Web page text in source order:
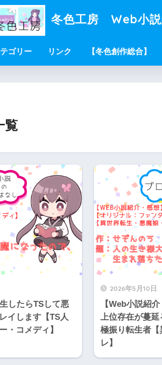
冬色工房 Web小説
ゴリー リンク 【冬色創作総合】
覧
したらTSして悪
イします【TS人
・コメディ】
2026年5月10日
【Web小説紹
上位存在が蔓
極振り転生者
レ】